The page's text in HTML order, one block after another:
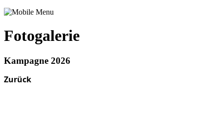
Fotogalerie
Kampagne 2026
Zurück